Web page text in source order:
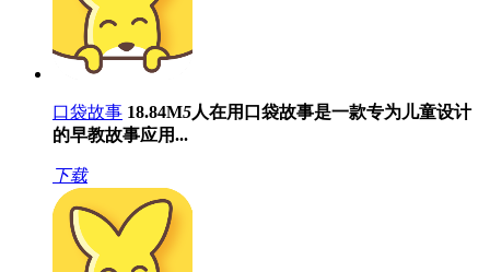
口袋故事 18.84M5人在用 口袋故事是一款专为儿童设计
的早教故事应用...
下载